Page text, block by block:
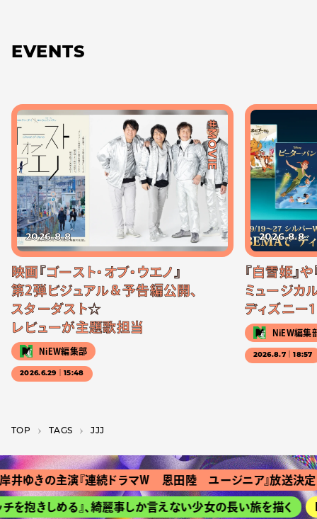
EVENTS
#MOVIE
2026.8.8
映画『ゴースト・オブ・ウエノ』
第2弾ビジュアル＆予告編公開、
スターダスト☆
レビューが主題歌担当
NiEW編集部
2026.6.29｜15:48
2026.8.8
『白雪姫』
ミュージカル
ディズニー
NiEW編集
2026.8.7｜18:57
TOP T­A­G­S JJJ
きの主演『連続ドラマＷ 恩田陸 ユージニア』放送決定
きしめる』、綺麗事しか言えない少女の長い旅を描く